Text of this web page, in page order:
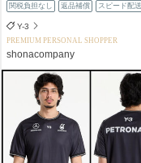
関税負担なし 返品補償 スピード配送
Y-3
PREMIUM PERSONAL SHOPPER
shonacompany